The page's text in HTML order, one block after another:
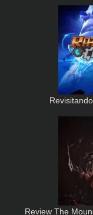
Review The